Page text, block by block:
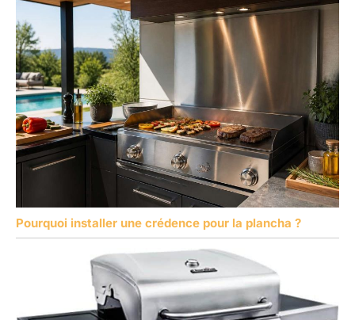
Pourquoi installer une crédence pour la plancha ?